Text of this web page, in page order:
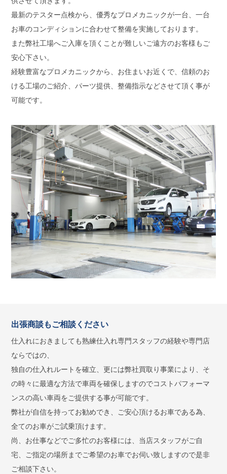
最新のテスター点検から、優秀なプロメカニックが一台、一台
お車のコンディションに合わせて整備を実施しております。
また弊社工場へご入庫を頂くことが難しいご遠方のお客様もご
安心下さい。
経験豊富なプロメカニックから、お住まいお近くで、信頼のお
ける工場のご紹介、パーツ提供、整備指示などさせて頂く事が
可能です。
出張商談もご相談ください
仕入れにおきましても熟練仕入れ専門スタッフの経験や専門店
ならではの、
独自の仕入れルートを確立、更には弊社買取り事業により、そ
の時々に最適な方法で車両を確保しますのでコストパフォーマ
ンスの高い車両をご提供する事が可能です。
弊社が自信を持ってお勧めでき、ご安心頂けるお車である為、
全てのお車がご試乗頂けます。
尚、お仕事などでご多忙のお客様には、当店スタッフがご自
宅、ご指定の場所までご希望のお車でお伺い致しますので是非
ご相談下さい。